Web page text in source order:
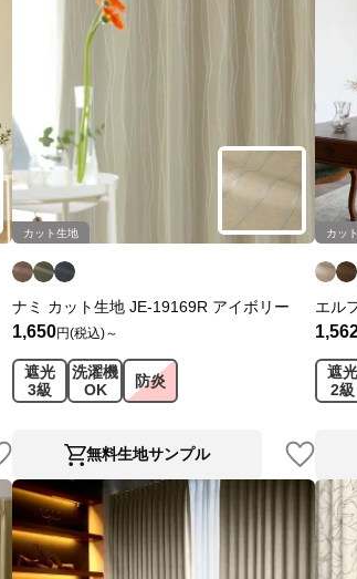
カット生地
ナミ カット生地 JE-19169R アイボリー
1,650円(税込)～
遮光
3級
洗濯機
OK
防炎
無料生地サンプル
カッ
エル
遮光
2級